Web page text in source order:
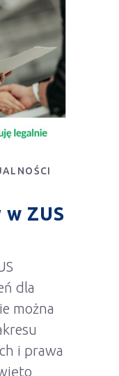
ZUS
dla
można
i prawa